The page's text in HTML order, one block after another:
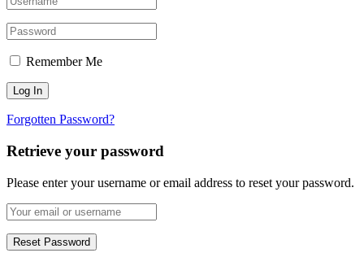
Remember Me
Forgotten Password?
Retrieve your password
Please enter your username or email address to reset your password.